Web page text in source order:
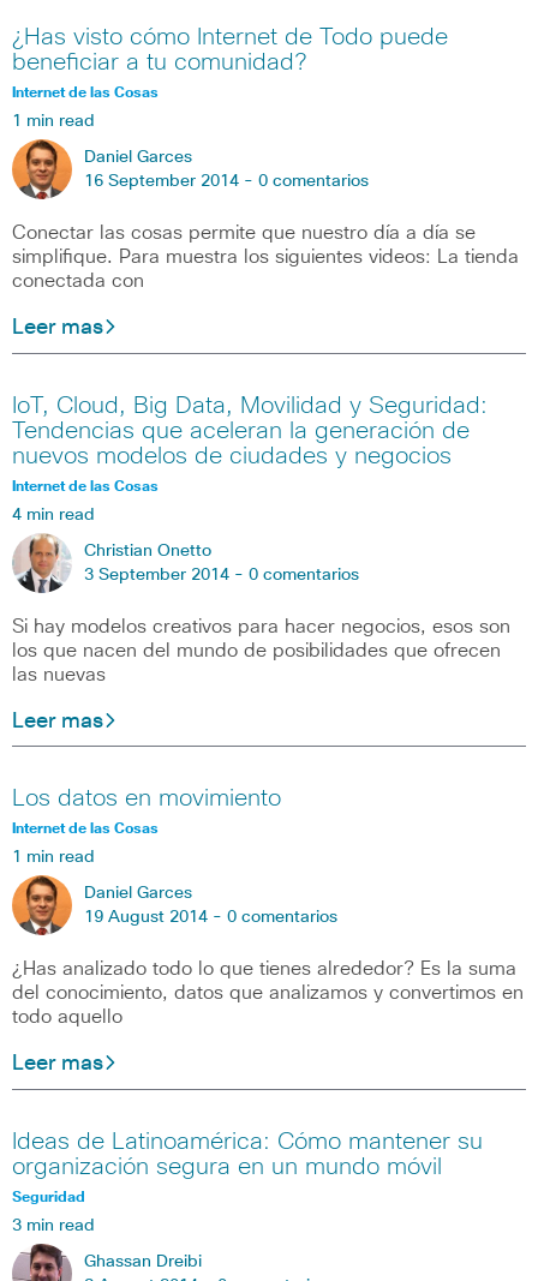
¿Has visto cómo Internet de Todo puede
beneficiar a tu comunidad?
Internet de las Cosas
1 min read
Daniel Garces
16 September 2014 - 0 comentarios
Conectar las cosas permite que nuestro día a día se
simplifique. Para muestra los siguientes videos: La tienda
conectada con
Leer mas
IoT, Cloud, Big Data, Movilidad y Seguridad:
Tendencias que aceleran la generación de
nuevos modelos de ciudades y negocios
Internet de las Cosas
4 min read
Christian Onetto
3 September 2014 - 0 comentarios
Si hay modelos creativos para hacer negocios, esos son
los que nacen del mundo de posibilidades que ofrecen
las nuevas
Leer mas
Los datos en movimiento
Internet de las Cosas
1 min read
Daniel Garces
19 August 2014 - 0 comentarios
¿Has analizado todo lo que tienes alrededor? Es la suma
del conocimiento, datos que analizamos y convertimos en
todo aquello
Leer mas
Ideas de Latinoamérica: Cómo mantener su
organización segura en un mundo móvil
Seguridad
3 min read
Ghassan Dreibi